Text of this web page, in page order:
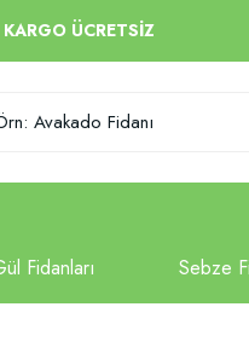
KARGO ÜCRETSİZ